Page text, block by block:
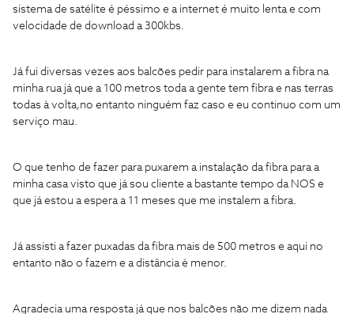
sistema de satélite é péssimo e a internet é muito lenta e com
velocidade de download a 300kbs.
Já fui diversas vezes aos balcões pedir para instalarem a fibra na
minha rua já que a 100 metros toda a gente tem fibra e nas terras
todas à volta,no entanto ninguém faz caso e eu continuo com um
serviço mau.
O que tenho de fazer para puxarem a instalação da fibra para a
minha casa visto que já sou cliente a bastante tempo da NOS e
que já estou a espera a 11 meses que me instalem a fibra.
Já assisti a fazer puxadas da fibra mais de 500 metros e aqui no
entanto não o fazem e a distância é menor.
Agradecia uma resposta já que nos balcões não me dizem nada